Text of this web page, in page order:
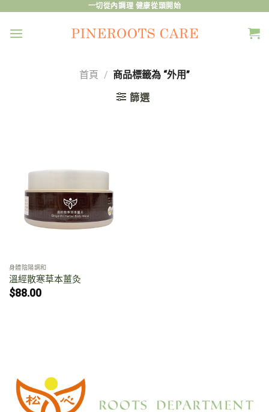
content
一切從內調理 健康從頭開始
首頁 / 商品標籤為 “外用”
篩選
身體陰陽調和
溫經散寒草本薑灸
$88.00